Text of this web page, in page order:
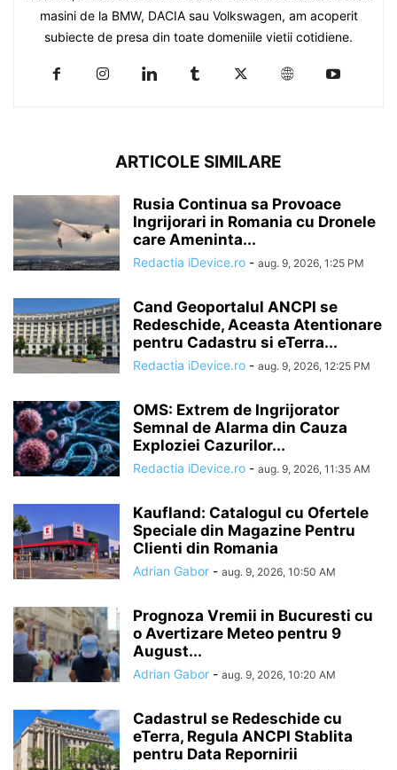
masini de la BMW, DACIA sau Volkswagen, am acoperit
subiecte de presa din toate domeniile vietii cotidiene.
ARTICOLE SIMILARE
Rusia Continua sa Provoace
Ingrijorari in Romania cu Dronele
care Ameninta...
Redactia iDevice.ro - aug. 9, 2026, 1:25 PM
Cand Geoportalul ANCPI se
Redeschide, Aceasta Atentionare
pentru Cadastru si eTerra...
Redactia iDevice.ro - aug. 9, 2026, 12:25 PM
OMS: Extrem de Ingrijorator
Semnal de Alarma din Cauza
Exploziei Cazurilor...
Redactia iDevice.ro - aug. 9, 2026, 11:35 AM
Kaufland: Catalogul cu Ofertele
Speciale din Magazine Pentru
Clienti din Romania
Adrian Gabor - aug. 9, 2026, 10:50 AM
Prognoza Vremii in Bucuresti cu
o Avertizare Meteo pentru 9
August...
Adrian Gabor - aug. 9, 2026, 10:20 AM
Cadastrul se Redeschide cu
eTerra, Regula ANCPI Stablita
pentru Data Repornirii